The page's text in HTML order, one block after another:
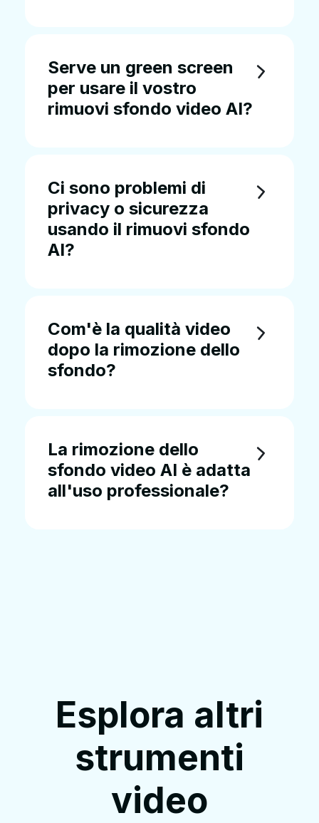
Serve un green screen
per usare il vostro
rimuovi sfondo video AI?
Ci sono problemi di
privacy o sicurezza
usando il rimuovi sfondo
AI?
Com'è la qualità video
dopo la rimozione dello
sfondo?
La rimozione dello
sfondo video AI è adatta
all'uso professionale?
Esplora altri
strumenti
video